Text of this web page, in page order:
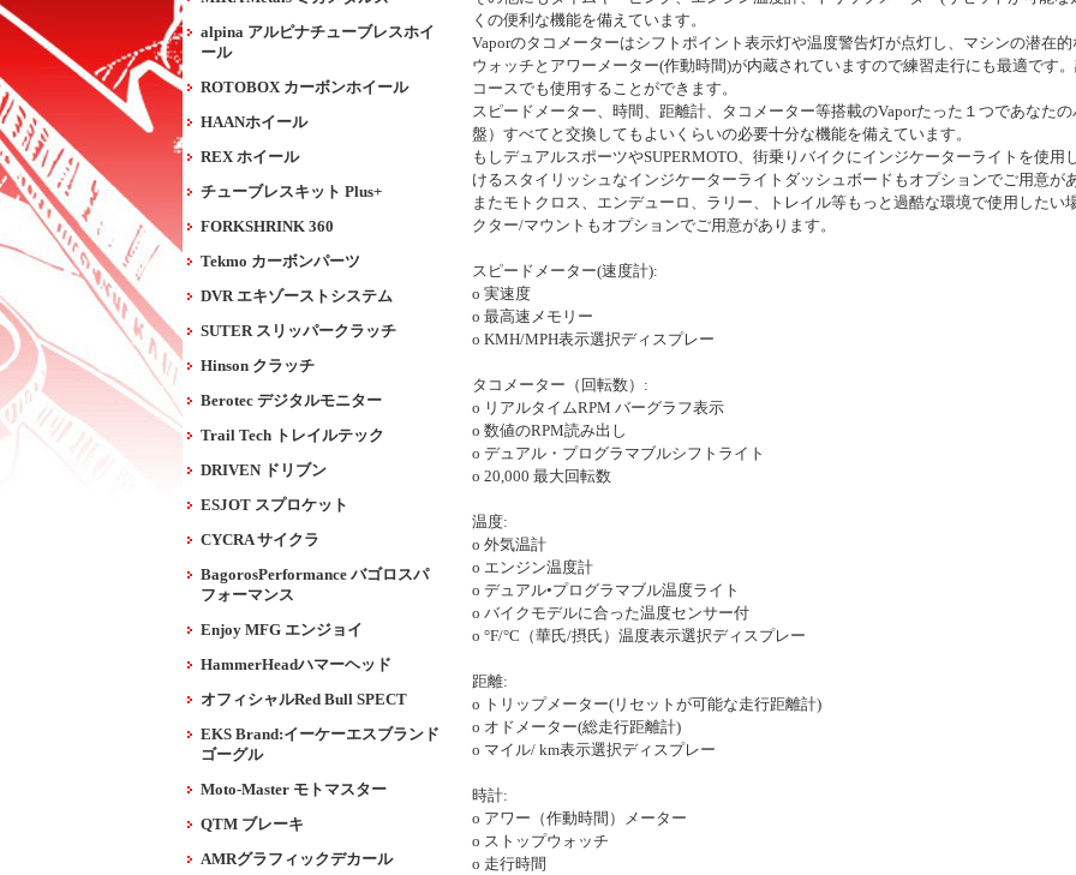
alpina アルピナチューブレスホイ
ール
ROTOBOX カーボンホイール
HAANホイール
REX ホイール
チューブレスキット Plus+
FORKSHRINK 360
Tekmo カーボンパーツ
DVR エキゾーストシステム
SUTER スリッパークラッチ
Hinson クラッチ
Berotec デジタルモニター
Trail Tech トレイルテック
DRIVEN ドリブン
ESJOT スプロケット
CYCRA サイクラ
BagorosPerformance バゴロスパ
フォーマンス
Enjoy MFG エンジョイ
HammerHeadハマーヘッド
オフィシャルRed Bull SPECT
EKS Brand:イーケーエスブランド
ゴーグル
Moto-Master モトマスター
QTM ブレーキ
AMRグラフィックデカール
くの便利な機能を備えています。
Vaporのタコメーターはシフトポイント表示灯や温度警告灯が点灯し、マシンの潜在
ウォッチとアワーメーター(作動時間)が内蔵されていますので練習走行にも最適です
コースでも使用することができます。
スピードメーター、時間、距離計、タコメーター等搭載のVaporたった１つであなた
盤）すべてと交換してもよいくらいの必要十分な機能を備えています。
もしデュアルスポーツやSUPERMOTO、街乗りバイクにインジケーターライトを使
けるスタイリッシュなインジケーターライトダッシュボードもオプションでご用意が
またモトクロス、エンデューロ、ラリー、トレイル等もっと過酷な環境で使用したい
クター/マウントもオプションでご用意があります。
スピードメーター(速度計):
o 実速度
o 最高速メモリー
o KMH/MPH表示選択ディスプレー
タコメーター（回転数）:
o リアルタイムRPM バーグラフ表示
o 数値のRPM読み出し
o デュアル・プログラマブルシフトライト
o 20,000 最大回転数
温度:
o 外気温計
o エンジン温度計
o デュアル•プログラマブル温度ライト
o バイクモデルに合った温度センサー付
o °F/°C（華氏/摂氏）温度表示選択ディスプレー
距離:
o トリップメーター(リセットが可能な走行距離計)
o オドメーター(総走行距離計)
o マイル/ km表示選択ディスプレー
時計:
o アワー（作動時間）メーター
o ストップウォッチ
o 走行時間